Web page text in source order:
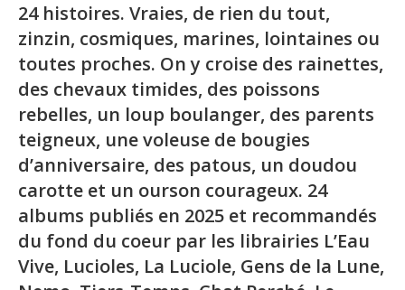
24 histoires. Vraies, de rien du tout,
zinzin, cosmiques, marines, lointaines ou
toutes proches. On y croise des rainettes,
des chevaux timides, des poissons
rebelles, un loup boulanger, des parents
teigneux, une voleuse de bougies
d’anniversaire, des patous, un doudou
carotte et un ourson courageux. 24
albums publiés en 2025 et recommandés
du fond du coeur par les librairies L’Eau
Vive, Lucioles, La Luciole, Gens de la Lune,